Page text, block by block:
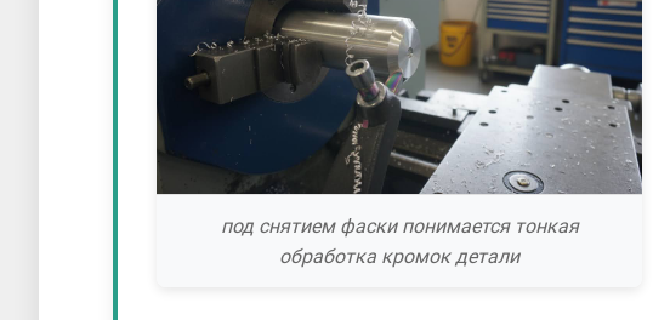
под снятием фаски понимается тонкая
обработка кромок детали